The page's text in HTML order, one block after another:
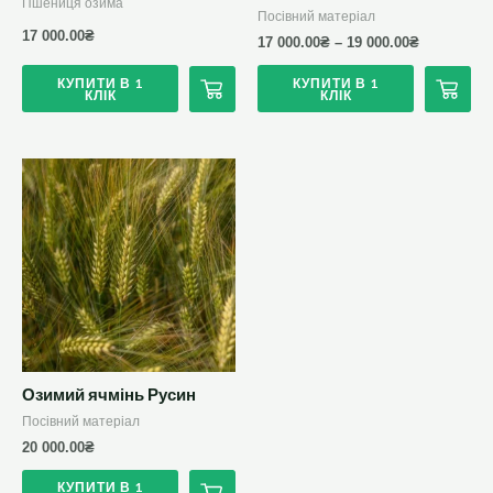
Пшениця озима
17 000.00₴
КУПИТИ В 1
КЛІК
сторінці
товару
Посівний матеріал
17 000.00₴ – 19 000.00₴
КУПИТИ В 1
КЛІК
сторінці
товару
Озимий ячмінь Русин
Посівний матеріал
20 000.00₴
КУПИТИ В 1
Цей
товар
має
кілька
варіантів.
Параметри
можна
сторінці
товару